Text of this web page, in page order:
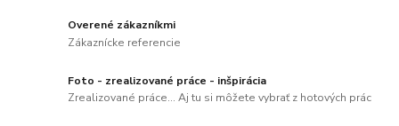
Overené zákazníkmi
Zákaznícke referencie
Foto - zrealizované práce - inšpirácia
Zrealizované práce... Aj tu si môžete vybrať z hotových prác